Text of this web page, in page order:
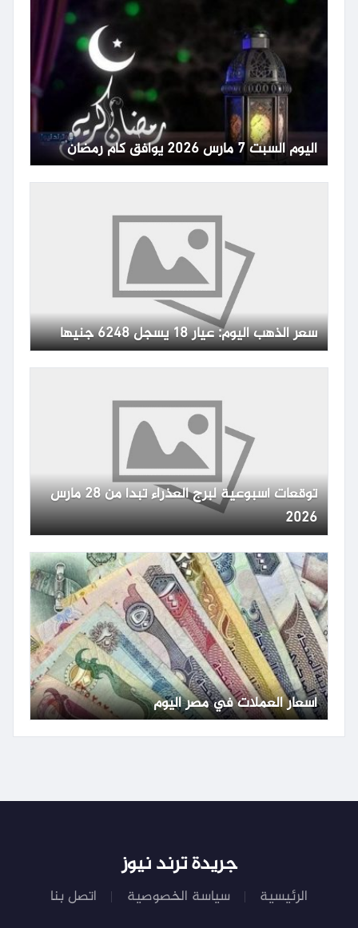
اليوم السبت 7 مارس 2026 يوافق كام رمضان
سعر الذهب اليوم: عيار 18 يسجل 6248 جنيها
توقعات أسبوعية لبرج العذراء تبدأ من 28 مارس
2026
أسعار العملات في مصر اليوم
جريدة ترند نيوز
الرئيسية سياسة الخصوصية اتصل بنا